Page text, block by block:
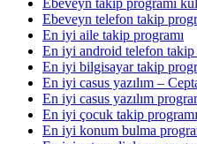
Ebeveyn takip programı
Ebeveyn telefon takip
En iyi aile takip programı
En iyi android telefon takip
En iyi bilgisayar takip
En iyi casus yazılım –
En iyi casus yazılım
En iyi çocuk takip
En iyi konum bulma